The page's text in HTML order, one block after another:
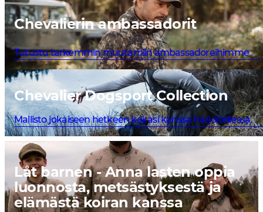
Chevalierin ambassadorit
Tutustu tarkemmin muutamiin ambassadoreihimme
Chevalier Dogsport Collection
Mallisto jokaiseen hetkeen koirasi kanssa harjoitellessa.
Låt barnen - Anna lasten oppia
luonnosta, metsästyksestä ja
elämästä koiran kanssa